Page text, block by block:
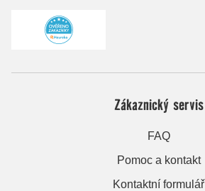
Zákaznický servis
FAQ
Pomoc a kontakt
Kontaktní formulář